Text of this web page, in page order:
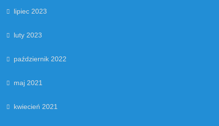
lipiec 2023
luty 2023
październik 2022
maj 2021
kwiecień 2021